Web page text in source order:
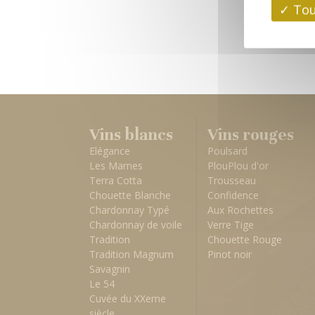
Vins blancs
Elégance
Les Marnes
Terra Cotta
Chouette Blanche
Chardonnay Typé
Chardonnay de voile
Tradition
Tradition Magnum
Savagnin
Le 54
Cuvée du XXeme
Vins rouges
Poulsard
PlouPlou d'or
Trousseau
Confidence
Aux Rochettes
Verre Tige
Chouette Rouge
Pinot noir